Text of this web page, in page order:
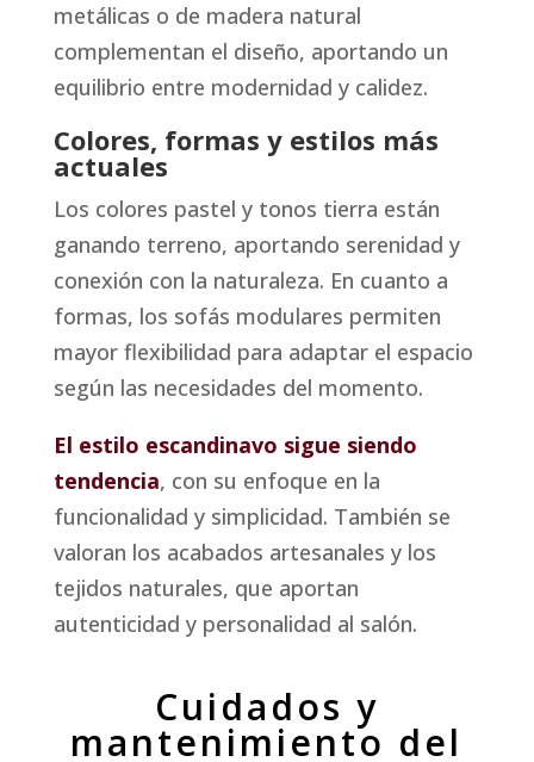
metálicas o de madera natural
complementan el diseño, aportando un
equilibrio entre modernidad y calidez.
Colores, formas y estilos más
actuales
Los colores pastel y tonos tierra están
ganando terreno, aportando serenidad y
conexión con la naturaleza. En cuanto a
formas, los sofás modulares permiten
mayor flexibilidad para adaptar el espacio
según las necesidades del momento.
El estilo escandinavo sigue siendo
tendencia, con su enfoque en la
funcionalidad y simplicidad. También se
valoran los acabados artesanales y los
tejidos naturales, que aportan
autenticidad y personalidad al salón.
Cuidados y
mantenimiento del